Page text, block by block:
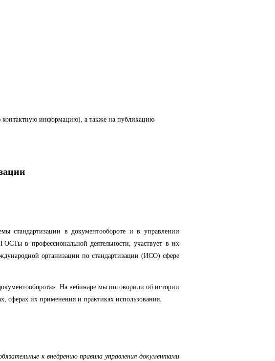
информацию), а также на публикацию
стандартизации в документообороте и в управлении
в профессиональной деятельности, участвует в их
организации по стандартизации (ИСО) сфере
На вебинаре мы поговорили об истории
сферах их применения и практиках использования.
к внедрению правила управления документами